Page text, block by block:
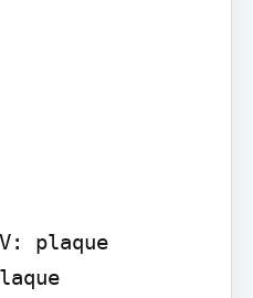
plaque